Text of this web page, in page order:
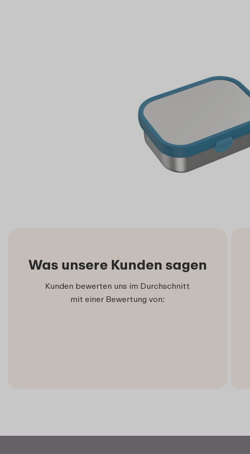
Was unsere Kunden sagen
Kunden bewerten uns im Durchschnitt
mit einer Bewertung von: